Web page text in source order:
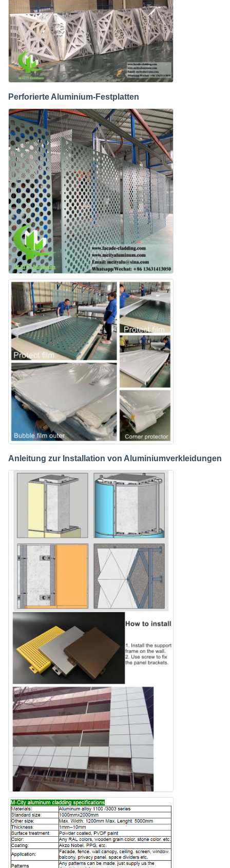
Perforierte Aluminium-Festplatten
Anleitung zur Installation von Aluminiumverkleidungen